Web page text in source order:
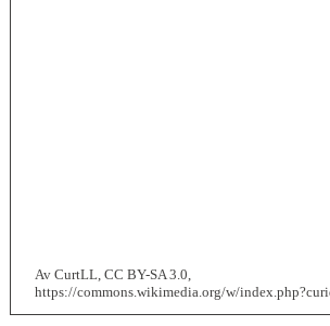
Av CurtLL, CC BY-SA 3.0,
https://commons.wikimedia.org/w/